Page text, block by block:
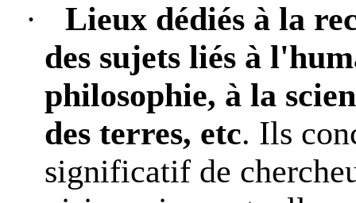
·
Lieux dédiés à la
des sujets liés à
philosophie, à la
des terres, etc. Ils
significatif de